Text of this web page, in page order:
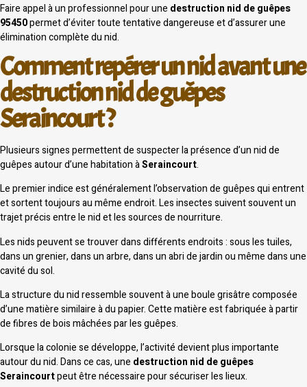
Faire appel à un professionnel pour une destruction nid de guêpes
95450permet d’éviter toute tentative dangereuse et d’assurer une
élimination complète du nid.
Comment repérer un nid avant une
destruction nid de guêpes
Seraincourt ?
Plusieurs signes permettent de suspecter la présence d’un nid de
guêpes autour d’une habitation àSeraincourt.
Le premier indice est généralement l’observation de guêpes qui entrent
et sortent toujours au même endroit. Les insectes suivent souvent un
trajet précis entre le nid et les sources de nourriture.
Les nids peuvent se trouver dans différents endroits : sous les tuiles,
dans un grenier, dans un arbre, dans un abri de jardin ou même dans une
cavité du sol.
La structure du nid ressemble souvent à une boule grisâtre composée
d’une matière similaire à du papier. Cette matière est fabriquée à partir
de fibres de bois mâchées par les guêpes.
Lorsque la colonie se développe, l’activité devient plus importante
autour du nid. Dans ce cas, une destruction nid de guêpes
Seraincourtpeut être nécessaire pour sécuriser les lieux.